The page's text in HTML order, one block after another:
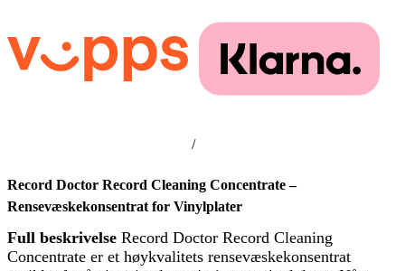
/
Record Doctor Record Cleaning Concentrate –
Rensevæskekonsentrat for Vinylplater
Full beskrivelse Record Doctor Record Cleaning
Concentrate er et høykvalitets rensevæskekonsentrat